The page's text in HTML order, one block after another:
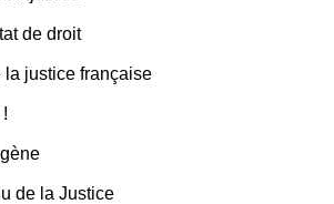
de droit
la justice française
de la Justice